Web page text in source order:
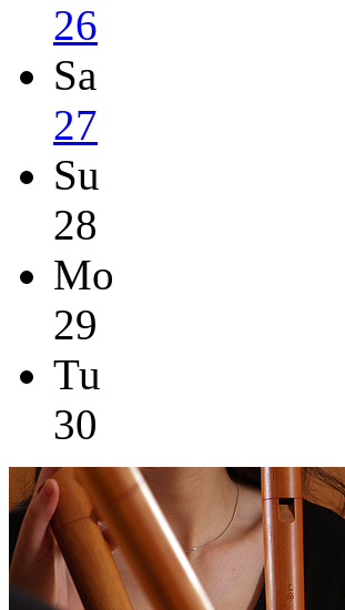
26
Sa
27
Su
28
Mo
29
Tu
30